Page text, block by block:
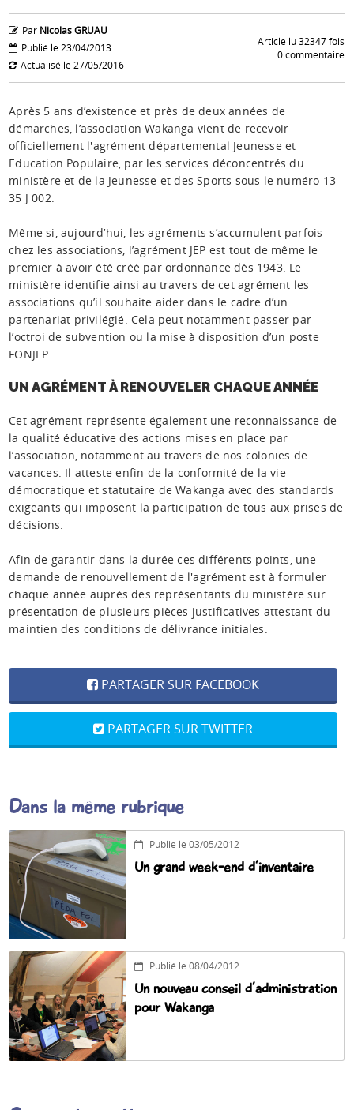
Par Nicolas GRUAU
Publié le 23/04/2013
Actualisé le 27/05/2016
Article lu 32347 fois
0 commentaire
Après 5 ans d’existence et près de deux années de
démarches, l’association Wakanga vient de recevoir
officiellement l'agrément départemental Jeunesse et
Education Populaire, par les services déconcentrés du
ministère et de la Jeunesse et des Sports sous le numéro 13
35 J 002.
Même si, aujourd’hui, les agréments s’accumulent parfois
chez les associations, l’agrément JEP est tout de même le
premier à avoir été créé par ordonnance dès 1943. Le
ministère identifie ainsi au travers de cet agrément les
associations qu’il souhaite aider dans le cadre d’un
partenariat privilégié. Cela peut notamment passer par
l’octroi de subvention ou la mise à disposition d’un poste
FONJEP.
UN AGRÉMENT À RENOUVELER CHAQUE ANNÉE
Cet agrément représente également une reconnaissance de
la qualité éducative des actions mises en place par
l’association, notamment au travers de nos colonies de
vacances. Il atteste enfin de la conformité de la vie
démocratique et statutaire de Wakanga avec des standards
exigeants qui imposent la participation de tous aux prises de
décisions.
Afin de garantir dans la durée ces différents points, une
demande de renouvellement de l'agrément est à formuler
chaque année auprès des représentants du ministère sur
présentation de plusieurs pièces justificatives attestant du
maintien des conditions de délivrance initiales.
PARTAGER SUR FACEBOOK
PARTAGER SUR TWITTER
Dans la même rubrique
Publié le 03/05/2012
Un grand week-end d’inventaire
Publié le 08/04/2012
Un nouveau conseil d’administration
pour Wakanga